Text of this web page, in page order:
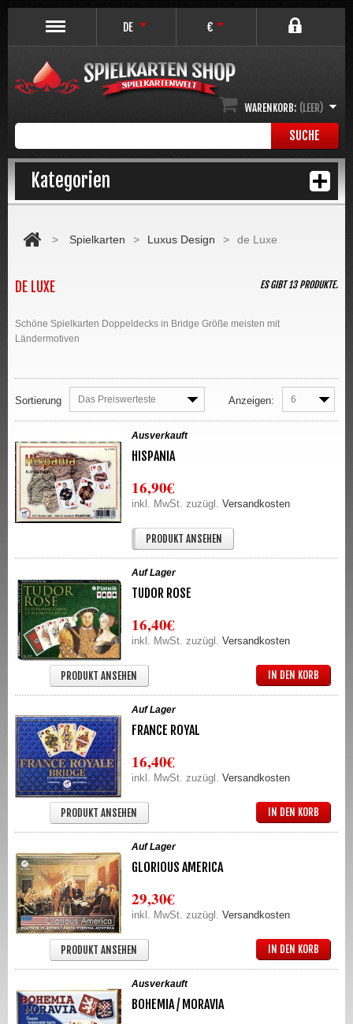
DE €
SUCHE
WARENKORB: (LEER)
Kategorien
> Spielkarten > Luxus Design > de Luxe
DE LUXE ES GIBT 13 PRODUKTE.
Schöne Spielkarten Doppeldecks in Bridge Größe meisten mit
Ländermotiven
Sortierung Das Preiswerteste Anzeigen: 6
Ausverkauft
HISPANIA
16,90€
inkl. MwSt. zuzügl. Versandkosten
IN DEN KORB
PRODUKT ANSEHEN
Auf Lager
TUDOR ROSE
16,40€
inkl. MwSt. zuzügl. Versandkosten
IN DEN KORB
PRODUKT ANSEHEN
Auf Lager
FRANCE ROYAL
16,40€
inkl. MwSt. zuzügl. Versandkosten
IN DEN KORB
PRODUKT ANSEHEN
Auf Lager
GLORIOUS AMERICA
29,30€
inkl. MwSt. zuzügl. Versandkosten
IN DEN KORB
PRODUKT ANSEHEN
Ausverkauft
BOHEMIA / MORAVIA